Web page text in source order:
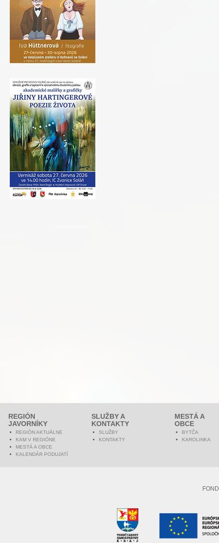
REGIÓN
JAVORNÍKY
REGIÓN AKTUÁLNE
KAM V REGIÓNE
MESTÁ A OBCE
KALENDÁR PODUJATÍ
SLUŽBY A
KONTAKTY
SLUŽBY
KONTAKTY
MESTÁ A
OBCE
BYTČA
KAROLINKA